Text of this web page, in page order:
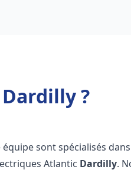
?
sont spécialisés
Atlantic Dardilly.